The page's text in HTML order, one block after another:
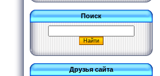
Поиск
Друзья сайта